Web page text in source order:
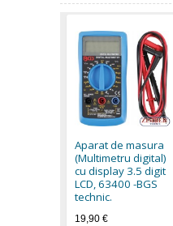
Aparat de masura
(Multimetru digital)
cu display 3.5 digit
LCD, 63400 -BGS
technic.
19,90 €